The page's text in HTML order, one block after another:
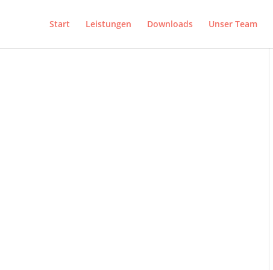
Start Leistungen Downloads Unser Team